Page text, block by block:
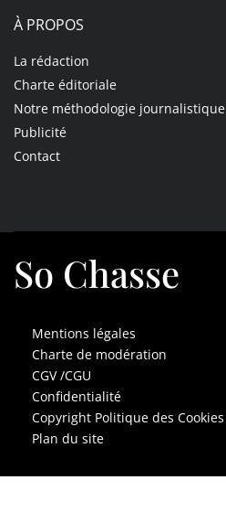
À PROPOS
La rédaction
Charte éditoriale
Notre méthodologie journalistique
Publicité
Contact
So Chasse
Mentions légales
Charte de modération
CGV /CGU
Confidentialité
Copyright Politique des Cookies
Plan du site